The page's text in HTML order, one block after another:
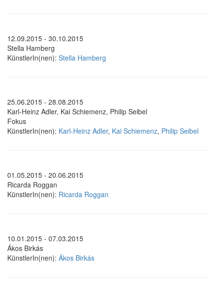
12.09.2015 - 30.10.2015
Stella Hamberg
KünstlerIn(nen): Stella Hamberg
25.06.2015 - 28.08.2015
Karl-Heinz Adler, Kai Schiemenz, Philip Seibel
Fokus
KünstlerIn(nen): Karl-Heinz Adler, Kai Schiemenz, Philip Seibel
01.05.2015 - 20.06.2015
Ricarda Roggan
KünstlerIn(nen): Ricarda Roggan
10.01.2015 - 07.03.2015
Ákos Birkás
KünstlerIn(nen): Ákos Birkás